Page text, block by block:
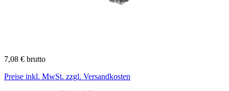
7,08 € brutto
Preise inkl. MwSt. zzgl. Versandkosten